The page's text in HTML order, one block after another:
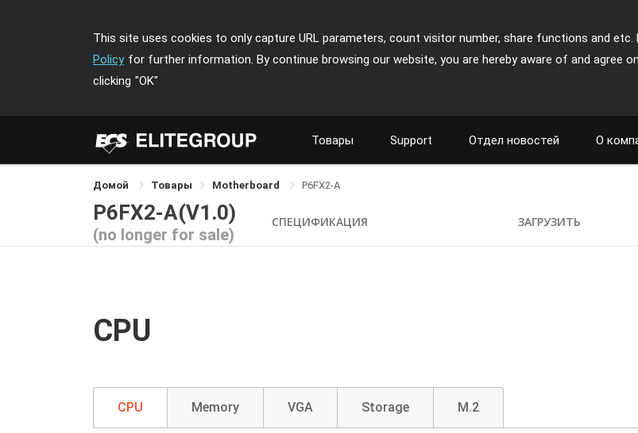
This site uses cookies to only capture URL parameters, count visitor number, share functions and etc.
Policy for further information. By continue browsing our website, you are hereby aware of and agree
clicking "OK"
Товары Support Отдел новостей О
Домой Товары Motherboard P6FX2-A
P6FX2-A(V1.0)
(no longer for sale)
СПЕЦИФИКАЦИЯ ЗАГРУЗИТЬ
CPU
CPU Memory VGA Storage M.2